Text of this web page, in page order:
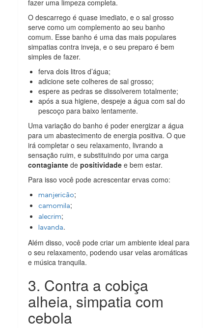
fazer uma limpeza completa.
O descarrego é quase imediato, e o sal grosso
serve como um complemento ao seu banho
comum. Esse banho é uma das mais populares
simpatias contra inveja, e o seu preparo é bem
simples de fazer.
ferva dois litros d’água;
adicione sete colheres de sal grosso;
espere as pedras se dissolverem totalmente;
após a sua higiene, despeje a água com sal do
pescoço para baixo lentamente.
Uma variação do banho é poder energizar a água
para um abastecimento de energia positiva. O que
irá completar o seu relaxamento, livrando a
sensação ruim, e substituindo por uma carga
contagiante depositividade e bem estar.
Para isso você pode acrescentar ervas como:
manjericão;
camomila;
alecrim;
lavanda.
Além disso, você pode criar um ambiente ideal para
o seu relaxamento, podendo usar velas aromáticas
e música tranquila.
3. Contra a cobiça
alheia, simpatia com
cebola